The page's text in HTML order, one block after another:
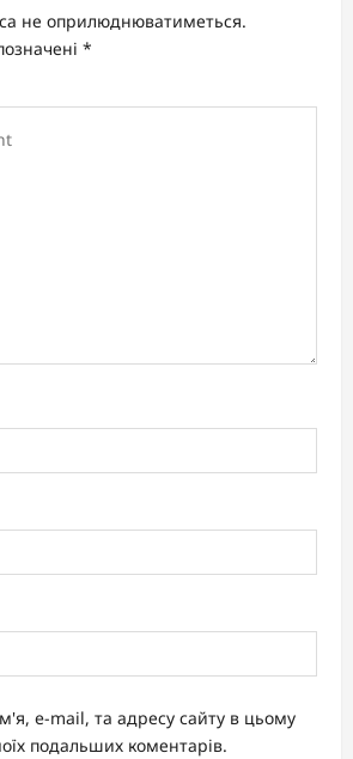
не оприлюднюватиметься.
*
e-mail, та адресу сайту в цьому
подальших коментарів.